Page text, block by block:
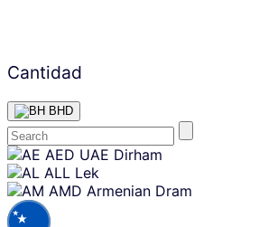
Cantidad
BHD
Skip
content
AED UAE Dirham
ALL Lek
AMD Armenian Dram